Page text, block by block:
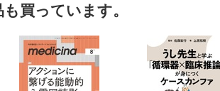
買っています。